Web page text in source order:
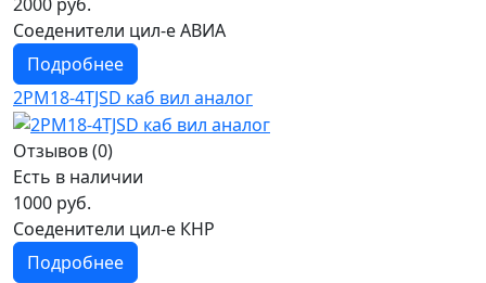
Соеденители цил-е АВИА
Подробнее
2РМ18-4TJSD каб вил аналог
Отзывов (0)
Есть в наличии
1000 руб.
Соеденители цил-е КНР
Подробнее